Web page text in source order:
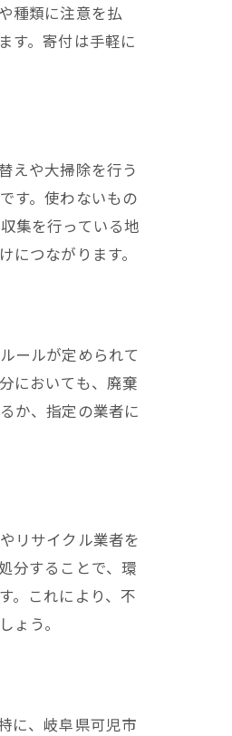
種類に注意を払
す。寄付は手軽に
えや大掃除を行う
す。使わないもの
集を行っている地
つながります。
ールが定められて
においても、廃棄
か、指定の業者に
リサイクル業者を
分することで、環
。これにより、不
う。
に、岐阜県可児市